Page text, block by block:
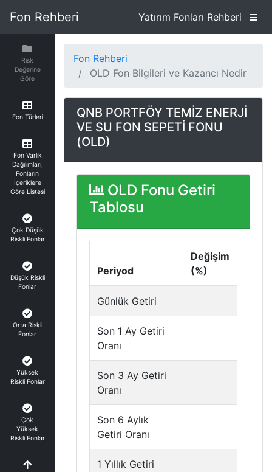
Fon Rehberi Yatırım Fonları Rehberi
Risk
Değerine
Göre
Fon Türleri
Fon Varlık
Dağılımları,
Fonların
İçeriklere
Göre Listesi
Çok Düşük
Riskli Fonlar
Düşük Riskli
Fonlar
Orta Riskli
Fonlar
Yüksek
Riskli Fonlar
Çok
Yüksek
Riskli Fonlar
Fon Rehberi
OLD Fon Bilgileri ve Kazancı Nedir
QNB PORTFÖY TEMİZ ENERJİ
VE SU FON SEPETİ FONU
(OLD)
OLD Fonu Getiri
Tablosu
Periyod
Değişim
(%)
Günlük Getiri
Son 1 Ay Getiri
Oranı
Son 3 Ay Getiri
Oranı
Son 6 Aylık
Getiri Oranı
1 Yıllık Getiri